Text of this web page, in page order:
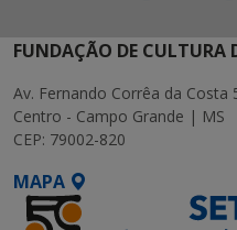
FUNDAÇÃO DE CULTURA
Av. Fernando Corrêa da Costa
Centro - Campo Grande | MS
CEP: 79002-820
MAPA